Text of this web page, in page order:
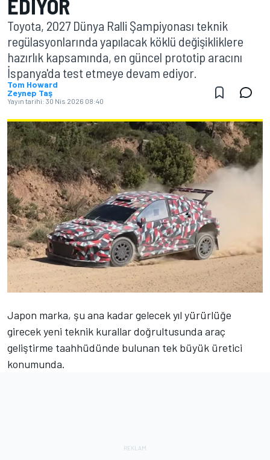
EDIYOR
Toyota, 2027 Dünya Ralli Şampiyonası teknik
regülasyonlarında yapılacak köklü değişikliklere
hazırlık kapsamında, en güncel prototip aracını
İspanya'da test etmeye devam ediyor.
Tom Howard
Zeynep Taş
Yayın tarihi: 30 Nis 2026 08:40
Japon marka, şu ana kadar gelecek yıl yürürlüğe
girecek yeni teknik kurallar doğrultusunda araç
geliştirme taahhüdünde bulunan tek büyük üretici
konumunda.